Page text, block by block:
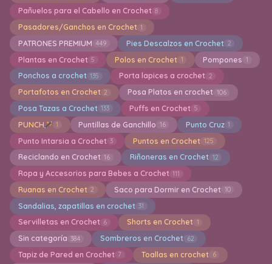
Pañuelos para el Cabello en Crochet 8
Pasadores/Ganchos en Crochet 1
PATRONES PREMIUM 449 Pies Descalzos en Crochet 2
Plantas en Crochet 5 Polos en Crochet 1 Pompones 1
Ponchos a crochet 135 Porta lapices a crochet 2
Portafotos en Crochet 2 Posa Platos en crochet 106
Posa Tazas a Crochet 133 Puffs en Crochet 5
PUNCH 1 Puntillas de Ganchillo 16 Punto Cruz 1
Punto Intarsia a Crochet 3 Puntos en Crochet 125
Reciclando en Crochet 16 Riñoneras en Crochet 12
Ropa y Accesorios para Bebes a Crochet 111
Ruanas en Crochet 2 Saco para Dormir en Crochet 10
Sandalias, zapatillas en crochet 31
Servilletas en Crochet 6 Shorts en Crochet 1
Sin categoría 384 Sombreros en Crochet 62
Tapiz de Pared en Crochet 7 Toallas en crochet 6